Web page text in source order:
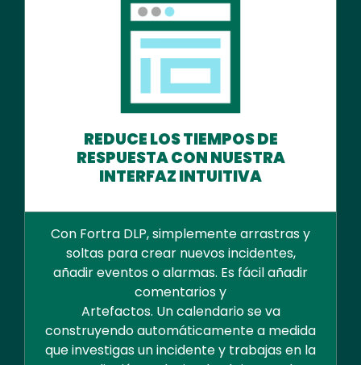
REDUCE LOS TIEMPOS DE
RESPUESTA CON NUESTRA
INTERFAZ INTUITIVA
Con Fortra DLP, simplemente arrastras y
soltas para crear nuevos incidentes,
añadir eventos o alarmas. Es fácil añadir
comentarios y
Artefactos. Un calendario se va
construyendo automáticamente a medida
que investigas un incidente y trabajas en la